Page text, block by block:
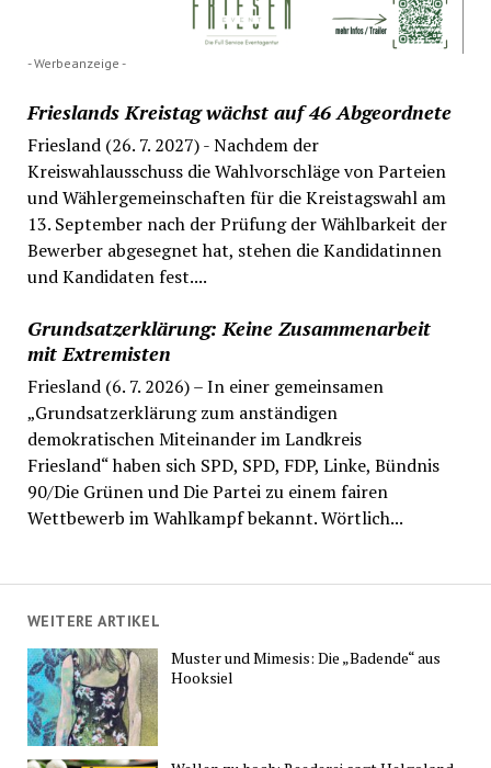
- Werbeanzeige -
Frieslands Kreistag wächst auf 46 Abgeordnete
Friesland (26. 7. 2027) - Nachdem der
Kreiswahlausschuss die Wahlvorschläge von Parteien
und Wählergemeinschaften für die Kreistagswahl am
13. September nach der Prüfung der Wählbarkeit der
Bewerber abgesegnet hat, stehen die Kandidatinnen
und Kandidaten fest....
Grundsatzerklärung: Keine Zusammenarbeit
mit Extremisten
Friesland (6. 7. 2026) – In einer gemeinsamen
„Grundsatzerklärung zum anständigen
demokratischen Miteinander im Landkreis
Friesland“ haben sich SPD, SPD, FDP, Linke, Bündnis
90/Die Grünen und Die Partei zu einem fairen
Wettbewerb im Wahlkampf bekannt. Wörtlich...
WEITERE ARTIKEL
Muster und Mimesis: Die „Badende“ aus
Hooksiel